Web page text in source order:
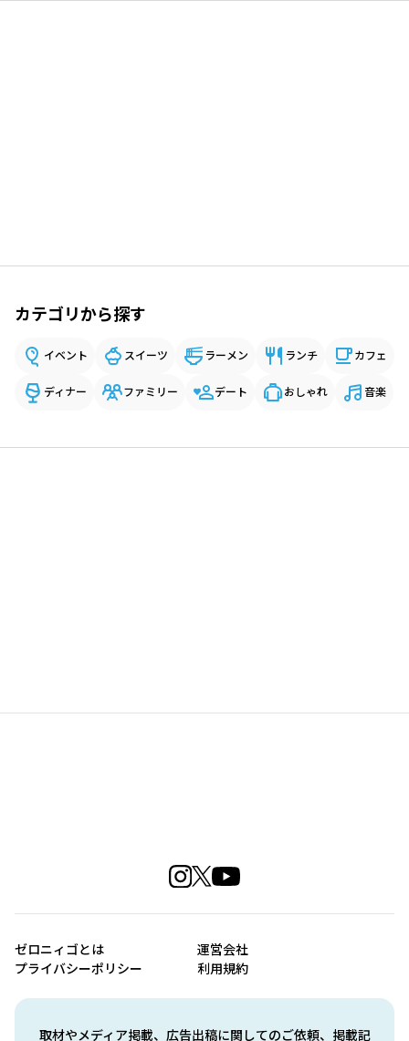
カテゴリから探す
イベント スイーツ ラーメン ランチ カフェ
ディナー ファミリー デート おしゃれ 音楽
取材やメディア掲載、広告出稿に関してのご依頼、掲載記
ゼロニィゴとは
運営会社
プライバシーポリシー
利用規約